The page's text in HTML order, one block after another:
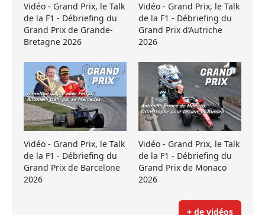
Vidéo - Grand Prix, le Talk
de la F1 - Débriefing du
Grand Prix de Grande-
Bretagne 2026
Vidéo - Grand Prix, le Talk
de la F1 - Débriefing du
Grand Prix d’Autriche
2026
Vidéo - Grand Prix, le Talk
de la F1 - Débriefing du
Grand Prix de Barcelone
2026
Vidéo - Grand Prix, le Talk
de la F1 - Débriefing du
Grand Prix de Monaco
2026
+ de vidéos